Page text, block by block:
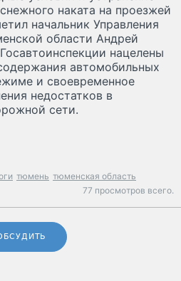
наката на проезжей
начальник Управления
области Андрей
нацелены
автомобильных
и своевременное
недостатков в
сети.
тюмень тюменская область
77 просмотров всего.